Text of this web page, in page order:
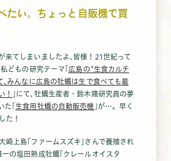
たい。ちょっと自販機で買
来てしまいましたよ､皆様！21世紀って
どもの研究テーマ｢ 広島の“生食カルチ
､みんなに広島の牡蠣は生で食べても最
！
｣にて､牡蠣生産者・鈴木隆研究員の夢
た｢生食用牡蠣の自動販売機 ｣が…。早く
た！
崎上島｢ファームスズキ｣さんで養殖され
一の塩田熟成牡蠣｢クレールオイスタ